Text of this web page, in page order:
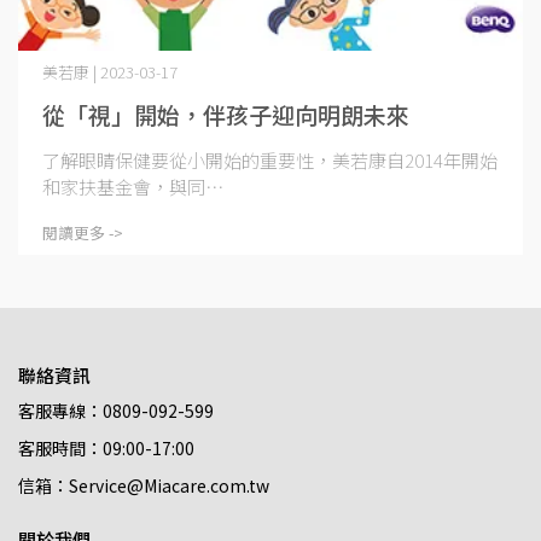
從「視」開始，伴孩子迎向明朗未來
美若康 | 2023-03-17
了解眼睛保健要從小開始的重要性，美若康自2014年開始
和家扶基金會，與同⋯
閱讀更多 ->
聯絡資訊
客服專線：0809-092-599
客服時間：09:00-17:00
信箱：Service@Miacare.com.tw